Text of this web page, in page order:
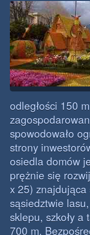
odległości 150
spowodowało
strony
osiedla domów
prężnie się
x 25)
sąsiedztwie
sklepu, szkoły
700 m.